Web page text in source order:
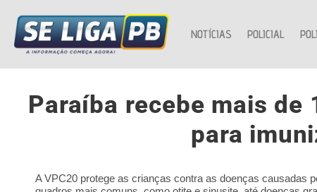
NOTÍCIAS POLICIAL
Paraíba recebe mais
para
A VPC20 protege as crianças contra as doenças causadas